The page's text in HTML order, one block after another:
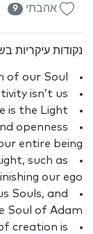
אהבתי 9
נקודות עיקריות
of our Soul
isn’t us
is the Light
openness
entire being
such as
our ego
Souls, and
Soul of Adam
creation is